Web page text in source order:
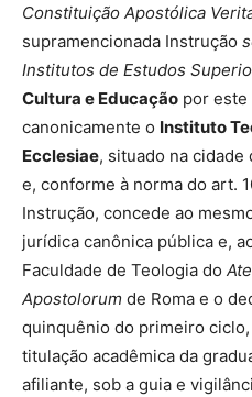
Constituição Apostólica
supramencionada Instrução
Institutos de Estudos
Cultura e Educação por
canonicamente o Instituto
Ecclesiae, situado na cidade
e, conforme à norma do art.
Instrução, concede ao
jurídica canônica pública e,
Faculdade de Teologia do
Apostolorum de Roma e o
quinquênio do primeiro
titulação acadêmica da
afiliante, sob a guia e